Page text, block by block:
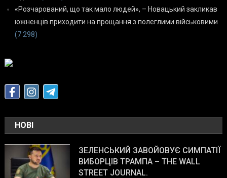
«Розчарований, що так мало людей», – Новацький закликав
южненців приходити на прощання з полеглими військовими
(7 298)
НОВІ
ЗЕЛЕНСЬКИЙ ЗАВОЙОВУЄ СИМПАТІЇ
ВИБОРЦІВ ТРАМПА – THE WALL
STREET JOURNAL.